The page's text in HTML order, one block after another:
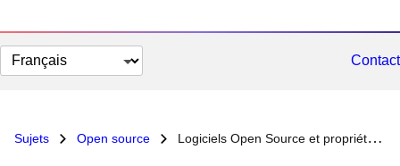
Changer
la
Contact
Sujets Open source Logiciels Open Source et propriétaires dans le secteur automobile